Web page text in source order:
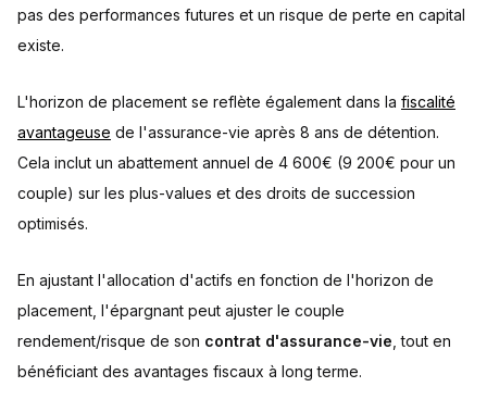
pas des performances futures et un risque de perte en capital
existe.
L'horizon de placement se reflète également dans la fiscalité
avantageuse de l'assurance-vie après 8 ans de détention.
Cela inclut un abattement annuel de 4 600€ (9 200€ pour un
couple) sur les plus-values et des droits de succession
optimisés.
En ajustant l'allocation d'actifs en fonction de l'horizon de
placement, l'épargnant peut ajuster le couple
rendement/risque de son contrat d'assurance-vie , tout en
bénéficiant des avantages fiscaux à long terme.